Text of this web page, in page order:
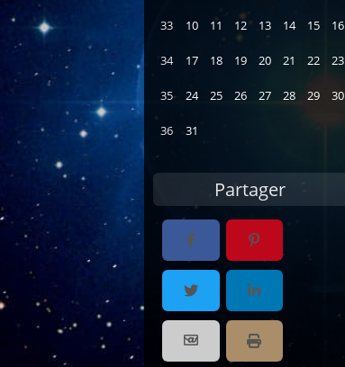
33 10 11 12 13 14 15 16
34 17 18 19 20 21 22 23
35 24 25 26 27 28 29 30
36 31
Partager
Partager par email